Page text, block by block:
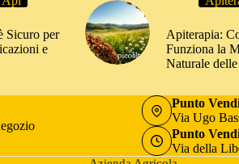
Sicuro per
e
Apiterapia:
Funziona la
Naturale
Punto
Via Ugo
Punto
Via della